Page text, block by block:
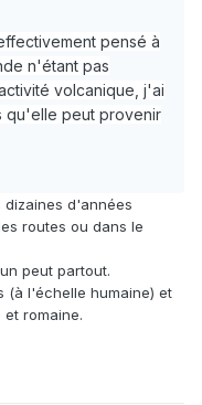
pensé à
n'étant pas
volcanique, j'ai
qu'elle peut provenir
dizaines d'années
routes ou dans le
peut partout.
(à l'échelle humaine) et
romaine.